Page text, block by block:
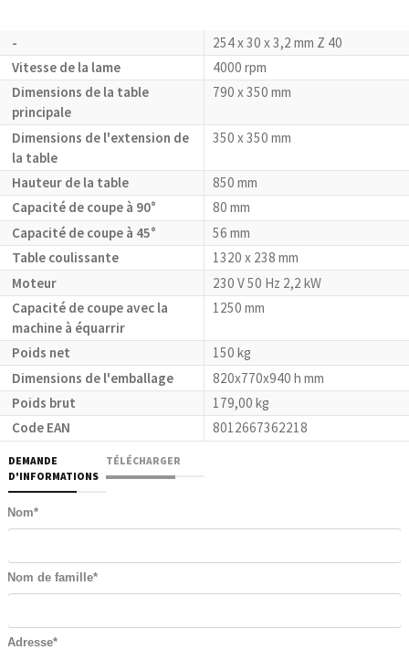
-
254 x 30 x 3,2 mm Z 40
Vitesse de la lame
4000 rpm
Dimensions de la table
principale
790 x 350 mm
Dimensions de l'extension de
la table
350 x 350 mm
Hauteur de la table
850 mm
Capacité de coupe à 90°
80 mm
Capacité de coupe à 45°
56 mm
Table coulissante
1320 x 238 mm
Moteur
230 V 50 Hz 2,2 kW
Capacité de coupe avec la
machine à équarrir
1250 mm
Poids net
150 kg
Dimensions de l'emballage
820x770x940 h mm
Poids brut
179,00 kg
Code EAN
8012667362218
DEMANDE
D'INFORMATIONS
TÉLÉCHARGER